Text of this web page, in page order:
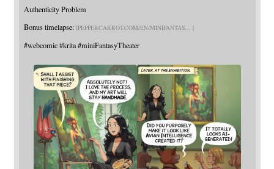
Authenticity Problem
Bonus timelapse: PEPPERCARROT.COM/EN/MINIFANTAS
#webcomic #krita #miniFantasyTheater